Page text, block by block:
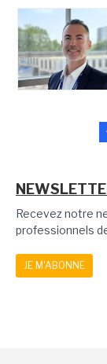
Recevez notre
professionnels
JE M'ABONNE